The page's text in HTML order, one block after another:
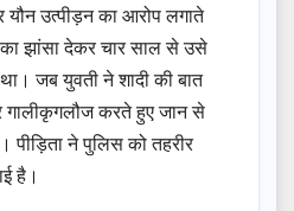
यौन उत्पीड़न का आरोप लगाते
का झांसा देकर चार साल से उसे
जब युवती ने शादी की बात
गालीकृगलौज करते हुए जान से
पीड़िता ने पुलिस को तहरीर
है।